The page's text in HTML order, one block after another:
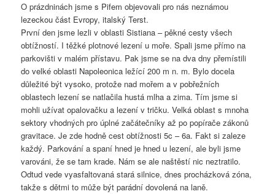
O prázdninách jsme s Pifem objevovali pro nás neznámou
lezeckou část Evropy, italský Terst.
První den jsme lezli v oblasti Sistiana – pěkné cesty všech
obtížností. I těžké plotnové lezení u moře. Spali jsme přímo na
parkovišti v malém přístavu. Pak jsme se na dva dny přemístili
do velké oblasti Napoleonica ležící 200 m n. m. Bylo docela
důležité být vysoko, protože nad mořem a v pobřežních
oblastech lezení se natlačila hustá mlha a zima. Tím jsme si
mohli užívat opalovačku a lezení v tričku. Velká oblast s mnoha
sektory vhodných pro úplné začátečníky až po popírače zákonů
gravitace. Je zde hodně cest obtížnosti 5c – 6a. Fakt si zaleze
každý. Parkování a spaní hned je hned u lezení, ale byli jsme
varováni, že se tam krade. Nám se ale naštěstí nic neztratilo.
Odtud vede vyasfaltovaná stará silnice, dnes procházková zóna,
takže s dětmi to může být parádní dovolená na laně.